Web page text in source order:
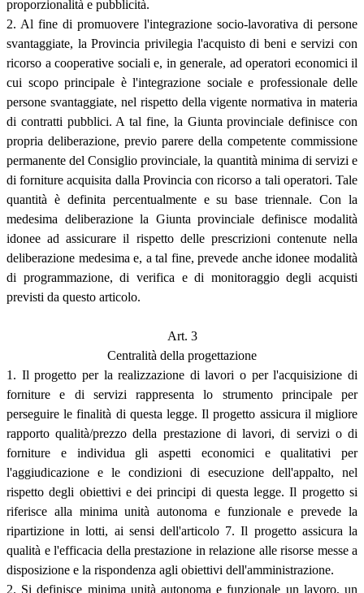
proporzionalità e pubblicità.
2. Al fine di promuovere l'integrazione socio-lavorativa di persone
svantaggiate, la Provincia privilegia l'acquisto di beni e servizi con
ricorso a cooperative sociali e, in generale, ad operatori economici il
cui scopo principale è l'integrazione sociale e professionale delle
persone svantaggiate, nel rispetto della vigente normativa in materia
di contratti pubblici. A tal fine, la Giunta provinciale definisce con
propria deliberazione, previo parere della competente commissione
permanente del Consiglio provinciale, la quantità minima di servizi e
di forniture acquisita dalla Provincia con ricorso a tali operatori. Tale
quantità è definita percentualmente e su base triennale. Con la
medesima deliberazione la Giunta provinciale definisce modalità
idonee ad assicurare il rispetto delle prescrizioni contenute nella
deliberazione medesima e, a tal fine, prevede anche idonee modalità
di programmazione, di verifica e di monitoraggio degli acquisti
previsti da questo articolo.
Art. 3
Centralità della progettazione
1. Il progetto per la realizzazione di lavori o per l'acquisizione di
forniture e di servizi rappresenta lo strumento principale per
perseguire le finalità di questa legge. Il progetto assicura il migliore
rapporto qualità/prezzo della prestazione di lavori, di servizi o di
forniture e individua gli aspetti economici e qualitativi per
l'aggiudicazione e le condizioni di esecuzione dell'appalto, nel
rispetto degli obiettivi e dei principi di questa legge. Il progetto si
riferisce alla minima unità autonoma e funzionale e prevede la
ripartizione in lotti, ai sensi dell'articolo 7. Il progetto assicura la
qualità e l'efficacia della prestazione in relazione alle risorse messe a
disposizione e la rispondenza agli obiettivi dell'amministrazione.
2. Si definisce minima unità autonoma e funzionale un lavoro, un